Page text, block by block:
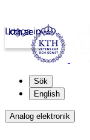
kth.se
Logga in
Sök
English
Analog elektronik